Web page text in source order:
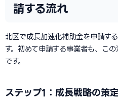
請する流れ
北区で成長加速化補助金を申請す
す。初めて申請する事業者も、こ
です。
ステップ1：成長戦略の策